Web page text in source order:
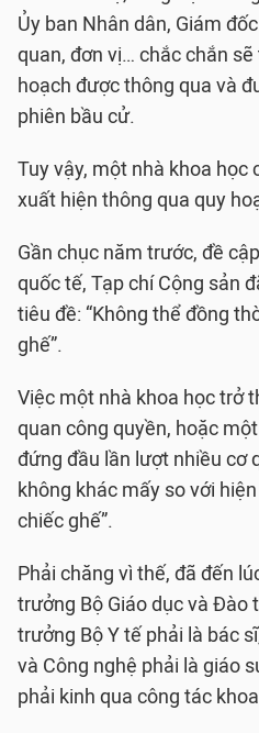
Ủy ban Nhân dân, Giám
quan, đơn vị… chắc chắn
hoạch được thông qua và
phiên bầu cử.
Tuy vậy, một nhà khoa
xuất hiện thông qua quy
Gần chục năm trước, đề
quốc tế, Tạp chí Cộng sản
tiêu đề: “Không thể đồng
ghế”.
Việc một nhà khoa học trở
quan công quyền, hoặc
đứng đầu lần lượt nhiều cơ
không khác mấy so với
chiếc ghế”.
Phải chăng vì thế, đã đến
trưởng Bộ Giáo dục và Đào
trưởng Bộ Y tế phải là bác
và Công nghệ phải là giáo
phải kinh qua công tác